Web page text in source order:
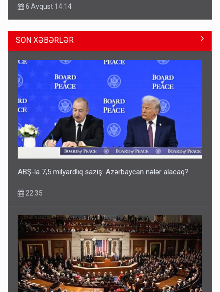
6 Avqust 14:14
Geri çağırılan səfir Abel Məhərrəmovun oğludur - DOSYE
Media və Yayım Şurasına əlavə hüquq və vəzifələr verilib
SON XƏBƏRLƏR
ABŞ-la 7,5 milyardlıq saziş: Azərbaycan nələr alacaq?
22:35